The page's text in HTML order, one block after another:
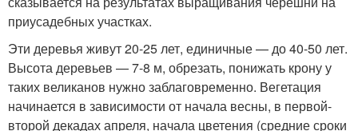
приусадебных участках.
Эти деревья живут 20-25 лет, единичные — до 40-50 лет.
Высота деревьев — 7-8 м, обрезать, понижать крону у
таких великанов нужно заблаговременно. Вегетация
начинается в зависимости от начала весны, в первой-
второй декадах апреля, начала цветения (средние сроки